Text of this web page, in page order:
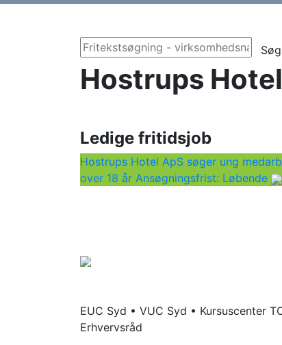
Søg
Hostrups
Ledige fritidsjob
Hostrups Hotel ApS søger ung
over 18 år Ansøgningsfrist: Løbende
EUC Syd • VUC Syd • Kursuscenter
Erhvervsråd